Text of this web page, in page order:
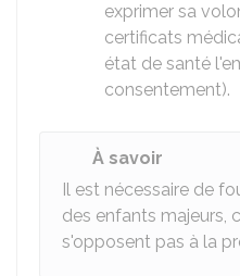
exprimer sa
certificats
état de santé
consentement).
À savoir
Il est nécessaire de
des enfants majeurs,
s'opposent pas à la